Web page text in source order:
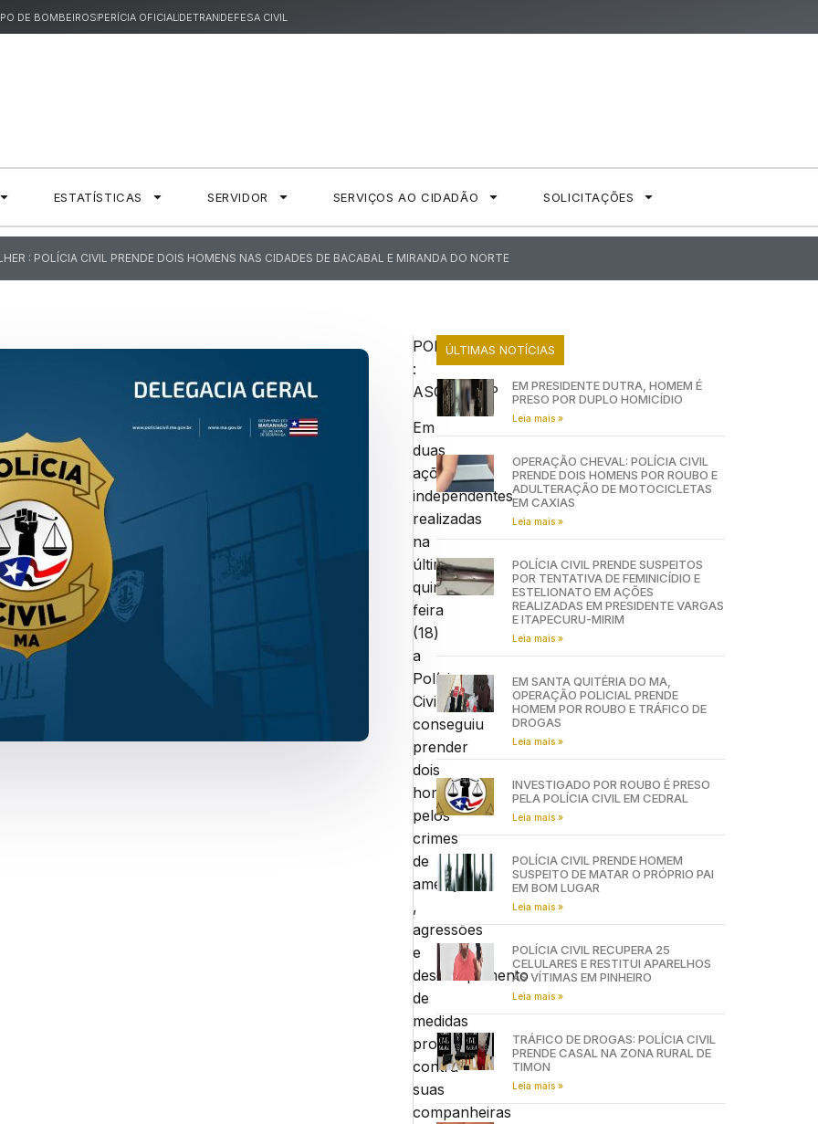
DE BOMBEIROSPERÍCIA OFICIALDETRANDEFESA CIVIL
ESTATÍSTICAS SERVIDOR SERVIÇOS AO CIDADÃO SOLICITAÇÕES
: POLÍCIA CIVIL PRENDE DOIS HOMENS NAS CIDADES DE BACABAL E MIRANDA DO NORTE
POR
:
ASCOMSSP
Em
duas
ações
independentes
realizadas
na
última
quinta-
feira
(18)
a
Polícia
Civil
conseguiu
prender
dois
homens
pelos
crimes
de
ameaças
,
agressões
e
descumprimento
de
medidas
protetivas
contra
suas
companheiras
ÚLTIMAS NOTÍCIAS
EM PRESIDENTE DUTRA, HOMEM É
PRESO POR DUPLO HOMICÍDIO
Leia mais »
OPERAÇÃO CHEVAL: POLÍCIA CIVIL
PRENDE DOIS HOMENS POR ROUBO E
ADULTERAÇÃO DE MOTOCICLETAS
EM CAXIAS
Leia mais »
POLÍCIA CIVIL PRENDE SUSPEITOS
POR TENTATIVA DE FEMINICÍDIO E
ESTELIONATO EM AÇÕES
REALIZADAS EM PRESIDENTE VARGAS
E ITAPECURU-MIRIM
Leia mais »
EM SANTA QUITÉRIA DO MA,
OPERAÇÃO POLICIAL PRENDE
HOMEM POR ROUBO E TRÁFICO DE
DROGAS
Leia mais »
INVESTIGADO POR ROUBO É PRESO
PELA POLÍCIA CIVIL EM CEDRAL
Leia mais »
POLÍCIA CIVIL PRENDE HOMEM
SUSPEITO DE MATAR O PRÓPRIO PAI
EM BOM LUGAR
Leia mais »
POLÍCIA CIVIL RECUPERA 25
CELULARES E RESTITUI APARELHOS
ÀS VÍTIMAS EM PINHEIRO
Leia mais »
TRÁFICO DE DROGAS: POLÍCIA CIVIL
PRENDE CASAL NA ZONA RURAL DE
TIMON
Leia mais »